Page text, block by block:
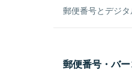
郵便番号とデジ
郵便番号・バ